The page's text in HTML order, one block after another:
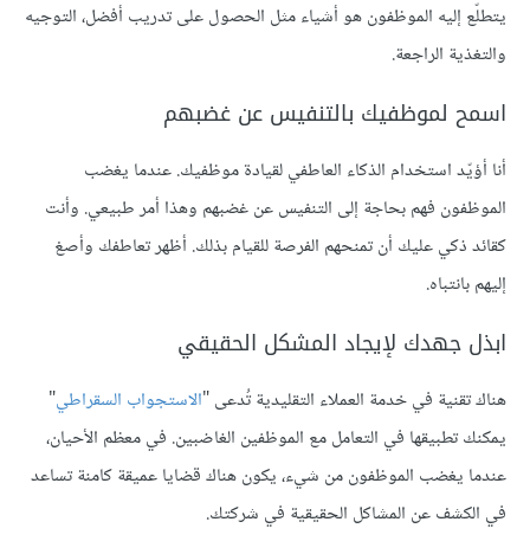
يتطلّع إليه الموظفون هو أشياء مثل الحصول على تدريب أفضل، التوجيه
والتغذية الراجعة.
اسمح لموظفيك بالتنفيس عن غضبهم
أنا أؤيّد استخدام الذكاء العاطفي لقيادة موظفيك. عندما يغضب
الموظفون فهم بحاجة إلى التنفيس عن غضبهم وهذا أمر طبيعي. وأنت
كقائد ذكي عليك أن تمنحهم الفرصة للقيام بذلك. أظهر تعاطفك وأصغ
إليهم بانتباه.
ابذل جهدك لإيجاد المشكل الحقيقي
هناك تقنية في خدمة العملاء التقليدية تُدعى "الاستجواب السقراطي"
يمكنك تطبيقها في التعامل مع الموظفين الغاضبين. في معظم الأحيان،
عندما يغضب الموظفون من شيء، يكون هناك قضايا عميقة كامنة تساعد
في الكشف عن المشاكل الحقيقية في شركتك.